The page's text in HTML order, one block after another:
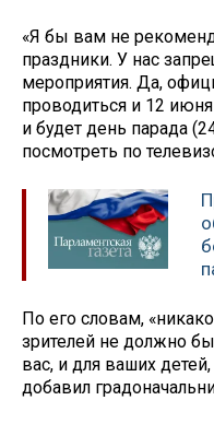
«Я бы вам не
праздники. У нас
мероприятия. Да,
проводиться и 12
и будет день парада
посмотреть по
По его словам,
зрителей не должно
вас, и для ваших
добавил